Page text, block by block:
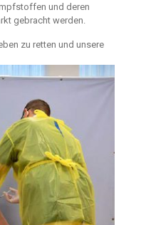
und deren
gebracht werden.
zu retten und unsere